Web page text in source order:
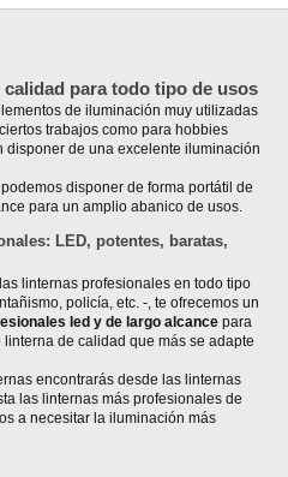
para todo tipo de usos
de iluminación muy utilizadas
trabajos como para hobbies
disponer de una excelente iluminación
disponer de forma portátil de
para un amplio abanico de usos.
LED, potentes, baratas,
linternas profesionales en todo tipo
policía, etc. -, te ofrecemos un
led y de largo alcancepara
de calidad que más se adapte
encontrarás desde las linternas
las linternas más profesionales de
a necesitar la iluminación más